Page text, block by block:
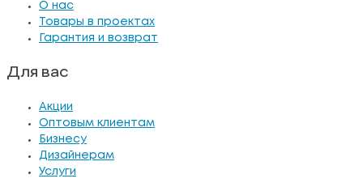
О нас
Товары в проектах
Гарантия и возврат
Для вас
Акции
Оптовым клиентам
Бизнесу
Дизайнерам
Услуги